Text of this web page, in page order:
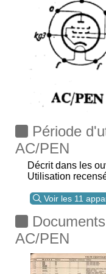
Période
AC/PEN
Décrit dans les
Utilisation
Voir les 11
AC/PEN